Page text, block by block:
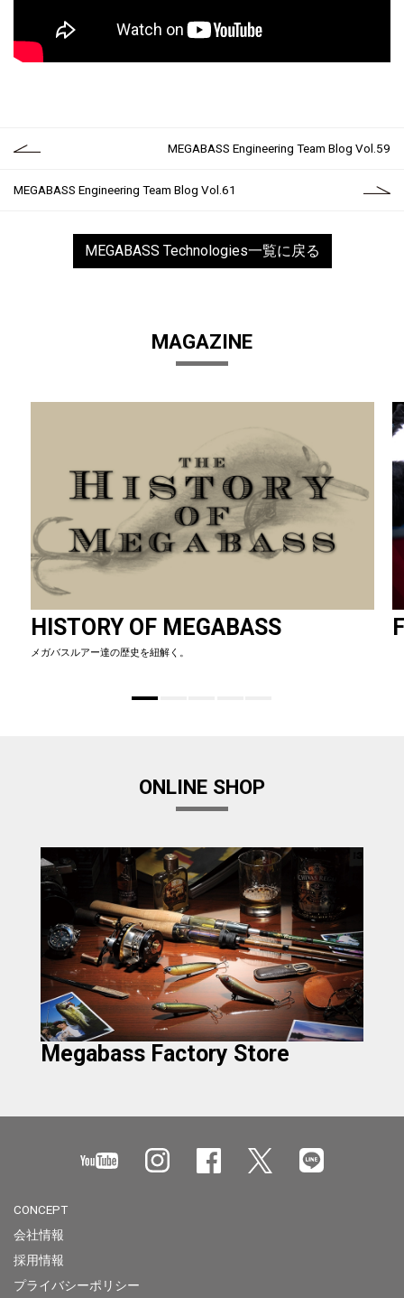
MEGABASS Engineering Team Blog Vol.59
MEGABASS Engineering Team Blog Vol.61
MEGABASS Technologies一覧に戻る
MAGAZINE
HISTORY OF MEGABASS
メガバスルアー達の歴史を紐解く。
ONLINE SHOP
Megabass Factory Store
CONCEPT
会社情報
採用情報
プライバシーポリシー